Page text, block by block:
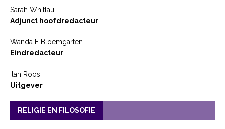
Sarah Whitlau
Adjunct hoofdredacteur
Wanda F Bloemgarten
Eindredacteur
Ilan Roos
Uitgever
RELIGIE EN FILOSOFIE